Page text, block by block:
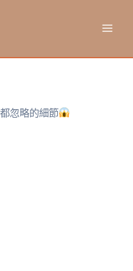
忽略的細節